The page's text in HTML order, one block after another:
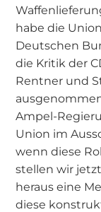
habe die
Deutschen
die Kritik der
Rentner und
Ampel-
Union im
wenn diese
stellen wir
heraus eine
diese